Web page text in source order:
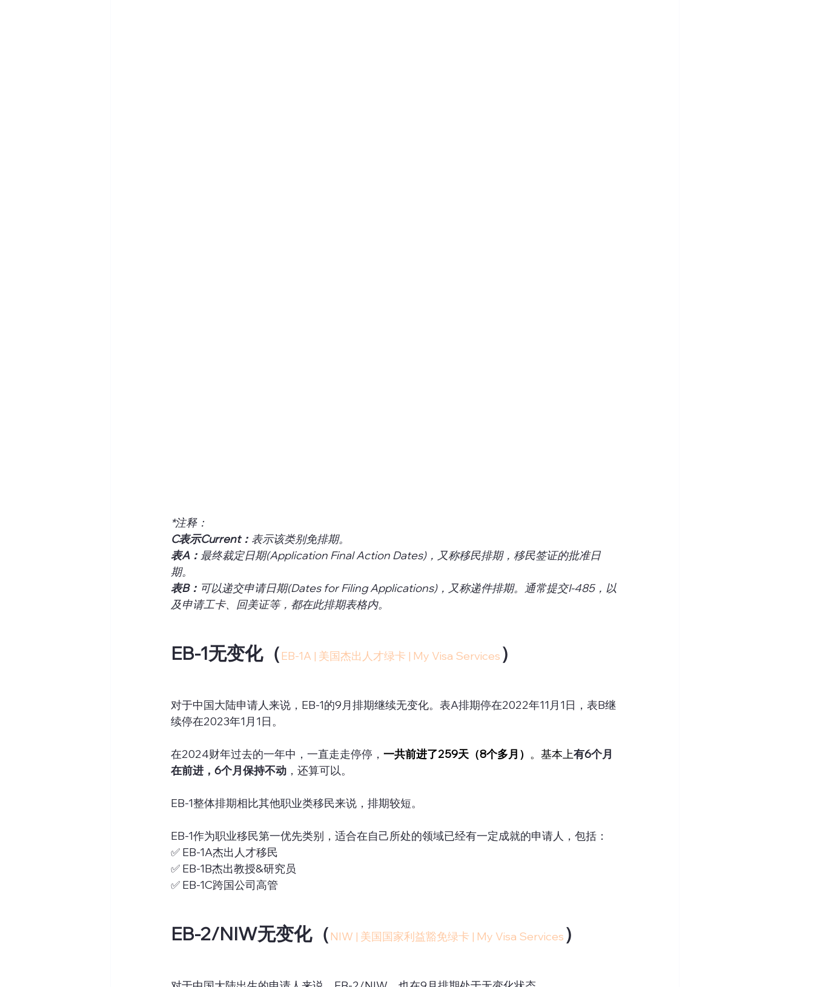
*注释：
C表示Current： 表示该类别免排期。
表A： 最终裁定日期(Application Final Action Dates)，又称移民排期，移民签证的批准日
期。
表B： 可以递交申请日期(Dates for Filing Applications)，又称递件排期。通常提交I-485，以
及申请工卡、回美证等，都在此排期表格内。
EB-1无变化（EB-1A | 美国杰出人才绿卡 | My Visa Services ）
对于中国大陆申请人来说，EB-1的9月排期继续无变化。表A排期停在2022年11月1日，表B继
续停在2023年1月1日。
在2024财年过去的一年中，一直走走停停， 一共前进了259天（8个多月） 。基本上有6个月
在前进，6个月保持不动 ，还算可以。
EB-1整体排期相比其他职业类移民来说，排期较短。
EB-1作为职业移民第一优先类别，适合在自己所处的领域已经有一定成就的申请人，包括：
✅ EB-1A杰出人才移民
✅ EB-1B杰出教授&研究员
✅ EB-1C跨国公司高管
EB-2/NIW无变化（NIW | 美国国家利益豁免绿卡 | My Visa Services ）